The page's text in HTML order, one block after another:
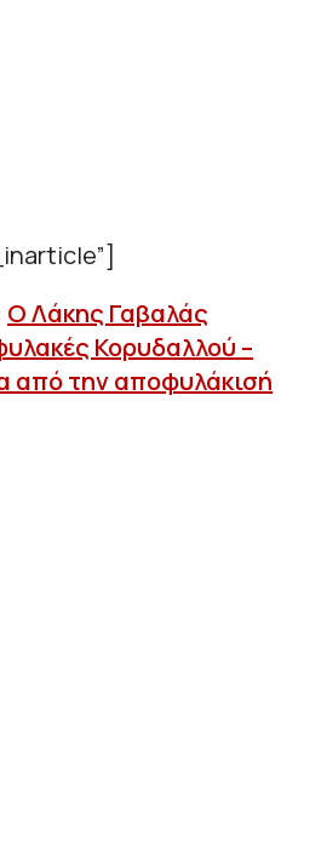
Ο Λάκης Γαβαλάς
Κορυδαλλού –
από την αποφυλάκισή